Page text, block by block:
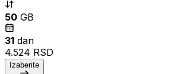
50 GB
31 dan
4.524 RSD
Izaberite